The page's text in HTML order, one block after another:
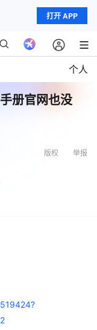
打开 APP
个人
册官网也没
举报
版权